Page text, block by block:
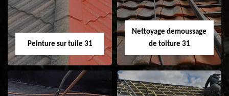
façade 31
Peinture sur tuile 31
Nettoyage demoussage
de toiture 31